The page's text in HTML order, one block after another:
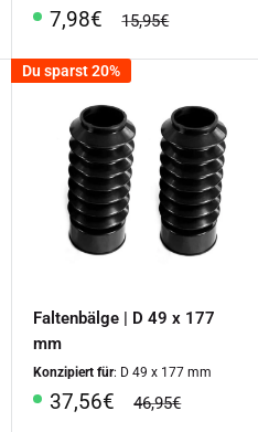
Sonderpreis
7,98€ Normalpreis
15,95€
Du sparst 20%
Faltenbälge | D 49 x 177
mm
Konzipiert für: D 49 x 177 mm
Sonderpreis
37,56€ Normalpreis
46,95€